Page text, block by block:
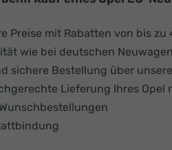
Preise mit Rabatten von bis zu
wie bei deutschen Neuwagen
sichere Bestellung über
Lieferung Ihres Opel